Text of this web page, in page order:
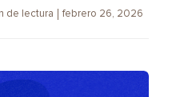
de lectura febrero 26, 2026